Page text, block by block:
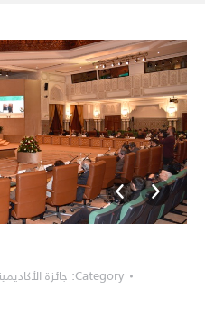
_AKM6233
Category: جائزة